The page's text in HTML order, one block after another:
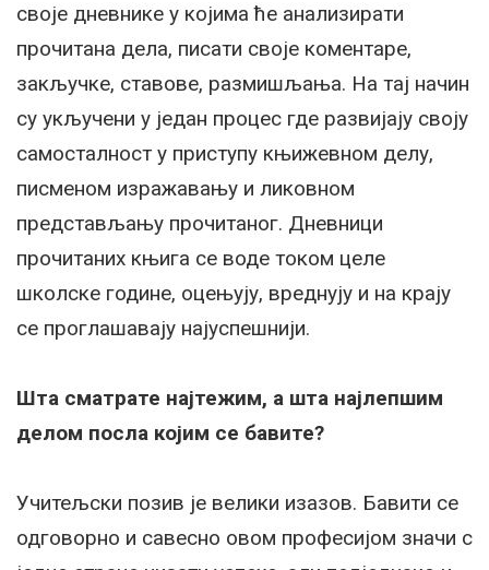
своје дневнике у којима ће анализирати
прочитана дела, писати своје коментаре,
закључке, ставове, размишљања. На тај начин
су укључени у један процес где развијају своју
самосталност у приступу књижевном делу,
писменом изражавању и ликовном
представљању прочитаног. Дневници
прочитаних књига се воде током целе
школске године, оцењују, вреднују и на крају
се проглашавају најуспешнији.
Шта сматрате најтежим, а шта најлепшим
делом посла којим се бавите?
Учитељски позив је велики изазов. Бавити се
одговорно и савесно овом професијом значи с